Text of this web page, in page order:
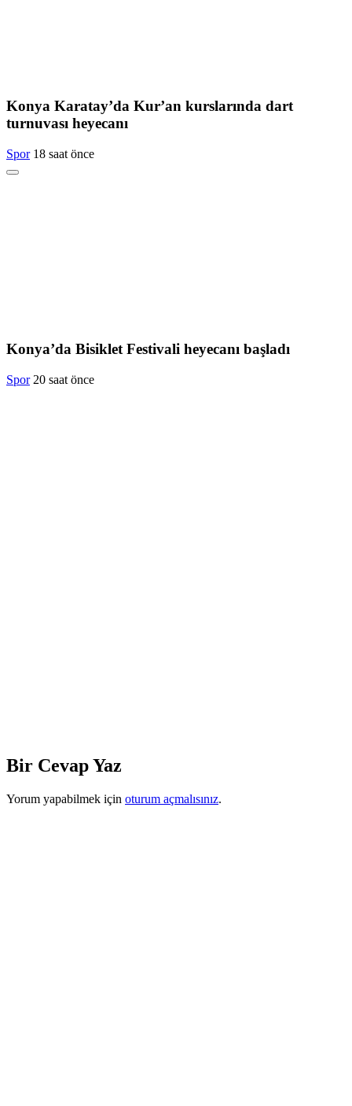
Konya Karatay’da Kur’an kurslarında dart
turnuvası heyecanı
Spor 18 saat önce
Konya’da Bisiklet Festivali heyecanı başladı
Spor 20 saat önce
Bir Cevap Yaz
Yorum yapabilmek için oturum açmalısınız.